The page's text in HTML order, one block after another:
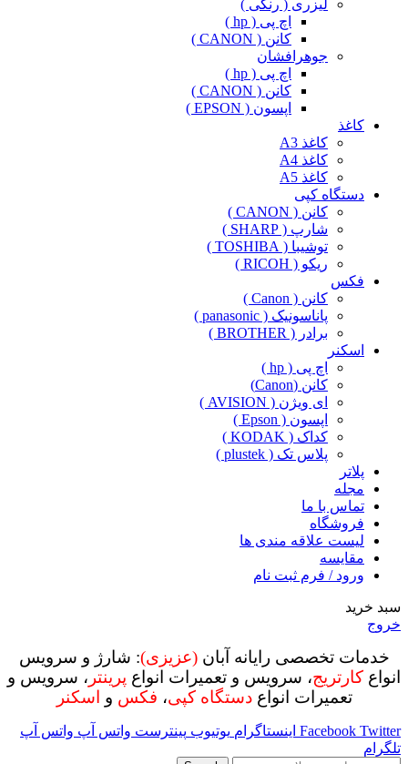
لیزری ( رنگی )
اچ پی ( hp )
کانن ( CANON )
جوهرافشان
اچ پی ( hp )
کانن ( CANON )
اپسون ( EPSON )
کاغذ
کاغذ A3
کاغذ A4
کاغذ A5
دستگاه کپی
کانن ( CANON )
شارپ ( SHARP )
توشیبا ( TOSHIBA )
ریکو ( RICOH )
فکس
کانن ( Canon )
پاناسونیک ( panasonic )
برادر ( BROTHER )
اسکنر
اچ پی ( hp )
کانن (Canon)
ای ویژن ( AVISION )
اپسون ( Epson )
کداک ( KODAK )
پلاس تک ( plustek )
پلاتر
مجله
تماس با ما
فروشگاه
لیست علاقه مندی ها
مقایسه
ورود / فرم ثبت نام
سبد خرید
خروج
خدمات تخصصی رایانه آبان (عزیزی): شارژ و سرویس
انواع کارتریج، سرویس و تعمیرات انواع پرینتر ، سرویس و
تعمیرات انواعدستگاه کپی، فکس و اسکنر
Facebook Twitter اینستاگرام یوتیوب پینترست واتس آپ واتس آپ
تلگرام